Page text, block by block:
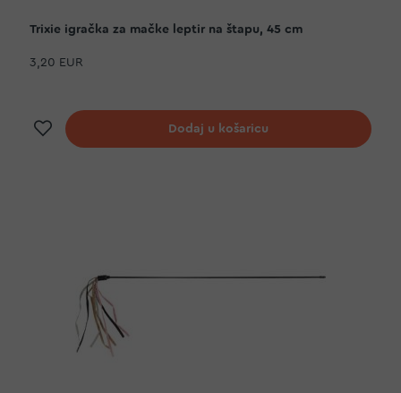
Trixie igračka za mačke leptir na štapu, 45 cm
3,20 EUR
Dodaj na listu želja
Dodaj u košaricu